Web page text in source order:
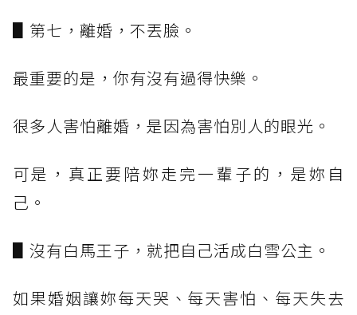
▋第七，離婚，不丟臉。
最重要的是，你有沒有過得快樂。
很多人害怕離婚，是因為害怕別人的眼光。
可是，真正要陪妳走完一輩子的，是妳自
己。
▋沒有白馬王子，就把自己活成白雪公主。
如果婚姻讓妳每天哭、每天害怕、每天失去